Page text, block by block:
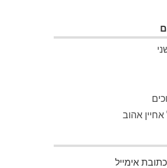
אהוב
אימייל